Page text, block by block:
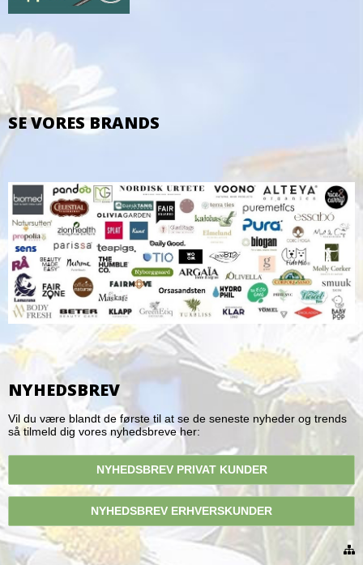
SE VORES BRANDS
NYHEDSBREV
Vil du være blandt de første til at se de seneste nyheder og trends
så tilmeld dig vores nyhedsbreve her:
NYHEDSBREV PRIVAT KUNDER
NYHEDSBREV ERHVERSKUNDER